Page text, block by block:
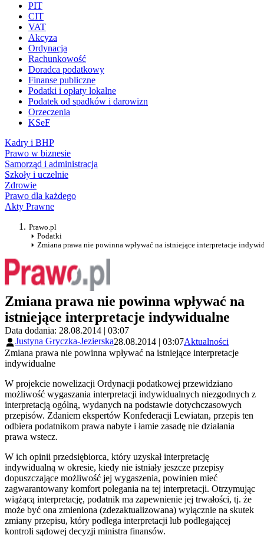
PIT
CIT
VAT
Akcyza
Ordynacja
Rachunkowość
Doradca podatkowy
Finanse publiczne
Podatki i opłaty lokalne
Podatek od spadków i darowizn
Orzeczenia
KSeF
Kadry i BHP
Prawo w biznesie
Samorząd i administracja
Szkoły i uczelnie
Zdrowie
Prawo dla każdego
Akty Prawne
Prawo.pl
Podatki
Zmiana prawa nie powinna wpływać na istniejące interpretacje
Zmiana prawa nie powinna wpływać na
istniejące interpretacje indywidualne
Data dodania: 28.08.2014 | 03:07
Justyna Gryczka-Jezierska28.08.2014 | 03:07Aktualności
Zmiana prawa nie powinna wpływać na istniejące interpretacje
indywidualne
W projekcie nowelizacji Ordynacji podatkowej przewidziano
możliwość wygaszania interpretacji indywidualnych niezgodnych z
interpretacją ogólną, wydanych na podstawie dotychczasowych
przepisów. Zdaniem ekspertów Konfederacji Lewiatan, przepis ten
odbiera podatnikom prawa nabyte i łamie zasadę nie działania
prawa wstecz.
W ich opinii przedsiębiorca, który uzyskał interpretację
indywidualną w okresie, kiedy nie istniały jeszcze przepisy
dopuszczające możliwość jej wygaszenia, powinien mieć
zagwarantowany komfort polegania na tej interpretacji. Otrzymując
wiążącą interpretację, podatnik ma zapewnienie jej trwałości, tj. że
może być ona zmieniona (zdezaktualizowana) wyłącznie na skutek
zmiany przepisu, który podlega interpretacji lub podlegającej
kontroli sądowej decyzji ministra finansów.